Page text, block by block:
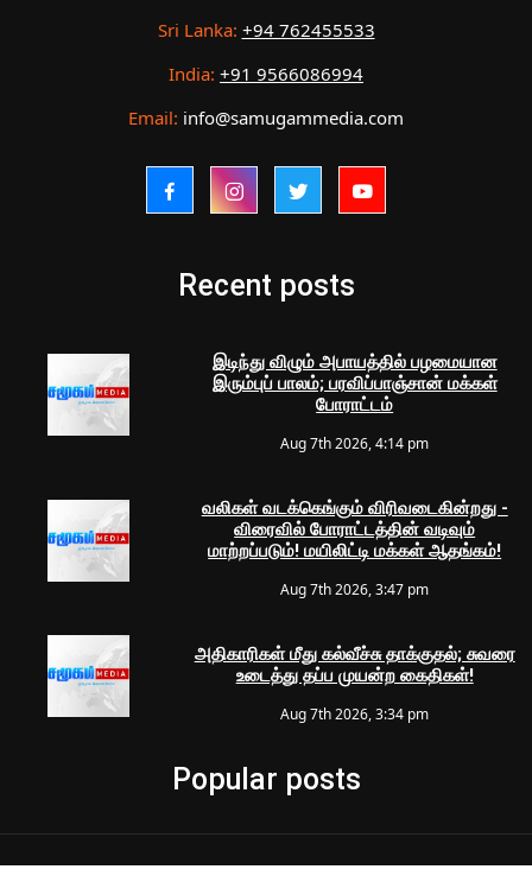
Sri Lanka: +94 762455533
India: +91 9566086994
Email: info@samugammedia.com
Recent posts
இடிந்து விழும் அபாயத்தில் பழமையான
இரும்புப் பாலம்; பரவிப்பாஞ்சான் மக்கள்
போராட்டம்
Aug 7th 2026, 4:14 pm
வலிகள் வடக்கெங்கும் விரிவடைகின்றது -
விரைவில் போராட்டத்தின் வடிவும்
மாற்றப்படும்! மயிலிட்டி மக்கள் ஆதங்கம்!
Aug 7th 2026, 3:47 pm
அதிகாரிகள் மீது கல்வீச்சு தாக்குதல்; சுவரை
உடைத்து தப்ப முயன்ற கைதிகள்!
Aug 7th 2026, 3:34 pm
Popular posts